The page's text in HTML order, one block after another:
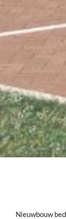
Nieuwbouw